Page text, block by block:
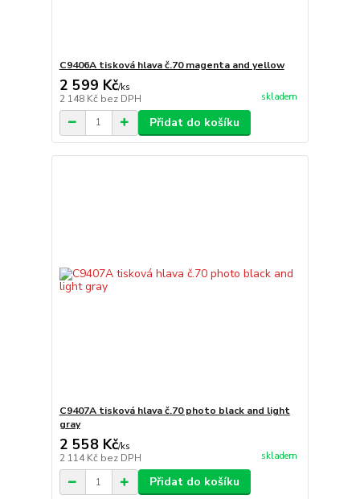
C9406A tisková hlava č.70 magenta and yellow
2 599 Kč/ks
2 148 Kč bez DPH skladem
Přidat do košíku
C9407A tisková hlava č.70 photo black and light
gray
2 558 Kč/ks
2 114 Kč bez DPH skladem
Přidat do košíku